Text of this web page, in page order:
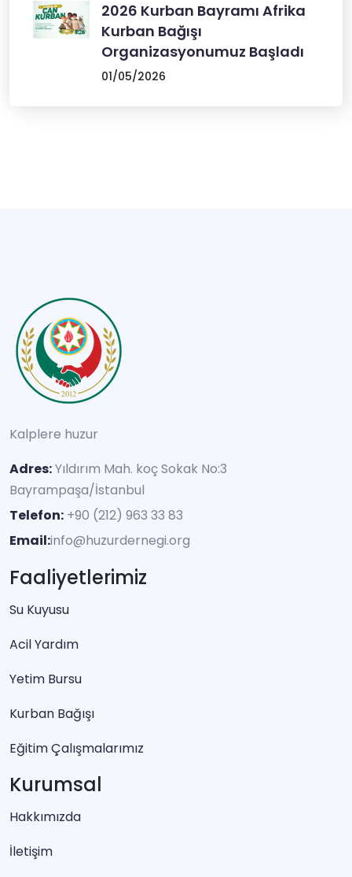
2026 Kurban Bayramı Afrika
Kurban Bağışı
Organizasyonumuz Başladı
01/05/2026
Kalplere huzur
Adres:Yıldırım Mah. koç Sokak No:3
Bayrampaşa/İstanbul
Telefon: +90 (212) 963 33 83
Email:info@huzurdernegi.org
Faaliyetlerimiz
Su Kuyusu
Acil Yardım
Yetim Bursu
Kurban Bağışı
Eğitim Çalışmalarımız
Kurumsal
Hakkımızda
İletişim